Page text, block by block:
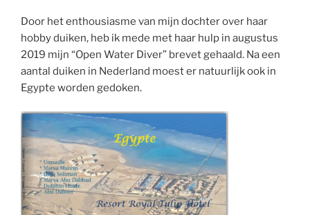
Door het enthousiasme van mijn dochter over haar
hobby duiken, heb ik mede met haar hulp in augustus
2019 mijn “Open Water Diver” brevet gehaald. Na een
aantal duiken in Nederland moest er natuurlijk ook in
Egypte worden gedoken.